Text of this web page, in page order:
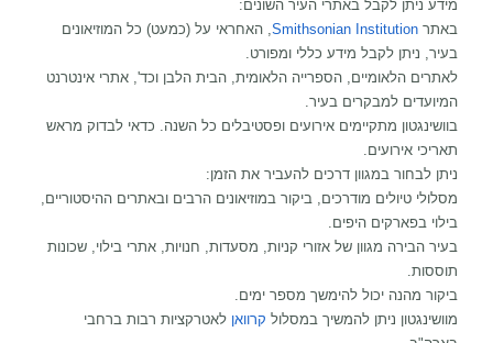
מידע ניתן לקבל באתרי העיר השונים:
באתר Smithsonian Institution, האחראי על (כמעט) כל המוזיאונים
בעיר, ניתן לקבל מידע כללי ומפורט.
לאתרים הלאומיים, הספרייה הלאומית, הבית הלבן וכד', אתרי אינטרנט
המיועדים למבקרים בעיר.
בוושינגטון מתקיימים אירועים ופסטיבלים כל השנה. כדאי לבדוק מראש
תאריכי אירועים.
ניתן לבחור במגוון דרכים להעביר את הזמן:
מסלולי טיולים מודרכים, ביקור במוזיאונים הרבים ובאתרים ההיסטוריים,
בילוי בפארקים היפים.
בעיר הבירה מגוון של אזורי קניות, מסעדות, חנויות, אתרי בילוי, שכונות
תוססות.
ביקור מהנה יכול להימשך מספר ימים.
מוושינגטון ניתן להמשיך במסלול קרוואן לאטרקציות רבות ברחבי